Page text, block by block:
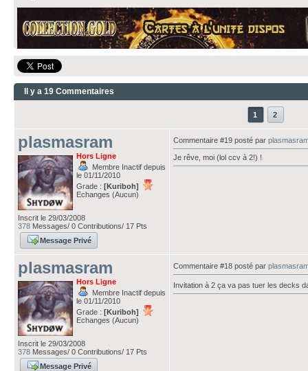
Il y a 19 Commentaires
1 2
plasmasram
Hors Ligne
Membre Inactif depuis
le 01/11/2010
Grade : [Kuriboh]
Echanges (Aucun)
Inscrit le 29/03/2008
378 Messages/ 0 Contributions/ 17 Pts
Message Privé
Commentaire #19 posté par
Je rêve, moi (lol ccv à 2!) !
plasmasram
Hors Ligne
Membre Inactif depuis
le 01/11/2010
Grade : [Kuriboh]
Echanges (Aucun)
Inscrit le 29/03/2008
378 Messages/ 0 Contributions/ 17 Pts
Message Privé
Commentaire #18 posté par
Invitation à 2 ça va pas tuer les decks